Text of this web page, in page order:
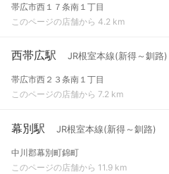
帯広市西１７条南１丁目
このページの店舗から 4.2 km
西帯広駅 JR根室本線(新得～釧路)
帯広市西２３条南１丁目
このページの店舗から 7.2 km
幕別駅 JR根室本線(新得～釧路)
中川郡幕別町錦町
このページの店舗から 11.9 km